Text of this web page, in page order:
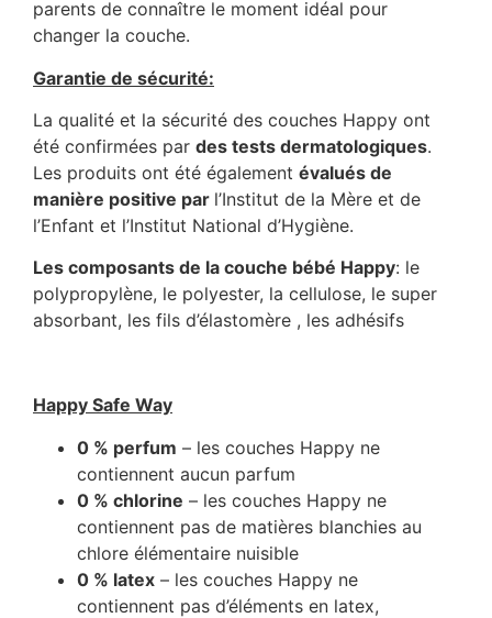
parents de connaître le moment idéal pour
changer la couche.
Garantie de sécurité:
La qualité et la sécurité des couches Happy ont
été confirmées par des tests dermatologiques.
Les produits ont été également évalués de
manière positive par l’Institut de la Mère et de
l’Enfant et l’Institut National d’Hygiène.
Les composants de la couche bébé Happy: le
polypropylène, le polyester, la cellulose, le super
absorbant, les fils d’élastomère , les adhésifs
Happy Safe Way
0 % perfum – les couches Happy ne
contiennent aucun parfum
0 % chlorine – les couches Happy ne
contiennent pas de matières blanchies au
chlore élémentaire nuisible
0 % latex – les couches Happy ne
contiennent pas d’éléments en latex,